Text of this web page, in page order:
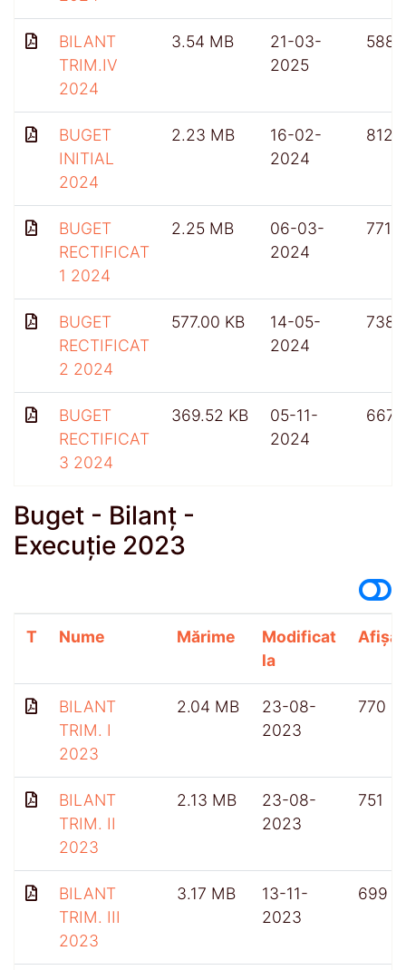
BILANT
TRIM.IV
2024
3.54 MB
21-03-
2025
588
BUGET
INITIAL
2024
2.23 MB
16-02-
2024
812
BUGET
RECTIFICAT
1 2024
2.25 MB
06-03-
2024
771
BUGET
RECTIFICAT
2 2024
577.00 KB
14-05-
2024
738
BUGET
RECTIFICAT
3 2024
369.52 KB
05-11-
2024
667
Buget - Bilanț -
Execuție 2023
T Nume Mărime
Modificat
la
BILANT
TRIM. I
2023
2.04 MB
23-08-
2023
770
BILANT
TRIM. II
2023
2.13 MB
23-08-
2023
751
BILANT
TRIM. III
2023
3.17 MB
13-11-
2023
699